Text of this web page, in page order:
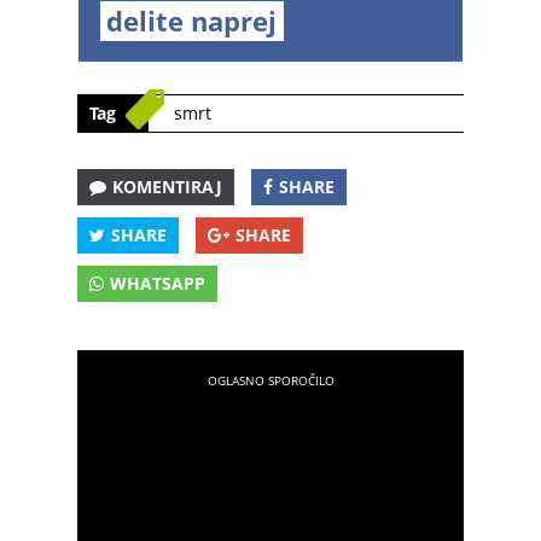
delite naprej
Tag smrt
KOMENTIRAJ SHARE
SHARE SHARE
WHATSAPP